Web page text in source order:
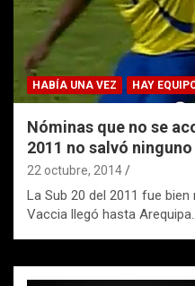
HABÍA UNA VEZ HAY
Nóminas que no se
2011 no salvó ninguno
22 octubre, 2014
La Sub 20 del 2011 fue
Vaccia llegó hasta